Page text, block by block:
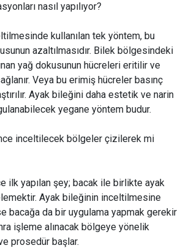
nasıl yapılıyor?
kullanılan tek yöntem, bu
azaltılmasıdır. Bilek bölgesindeki
yağ dokusunun hücreleri eritilir ve
Veya bu erimiş hücreler basınç
Ayak bileğini daha estetik ve narin
yegane yöntem budur.
inceltilecek bölgeler çizilerek mi
ilk yapılan şey; bacak ile birlikte ayak
Ayak bileğinin inceltilmesine
bacağa da bir uygulama yapmak gerekir
işleme alınacak bölgeye yönelik
prosedür başlar.